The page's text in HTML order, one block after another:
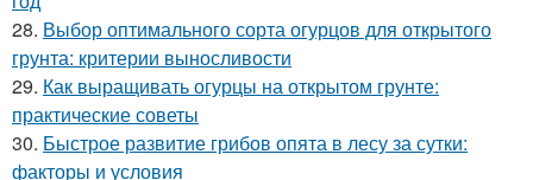
28. Выбор оптимального сорта огурцов для открытого
грунта: критерии выносливости
29. Как выращивать огурцы на открытом грунте:
практические советы
30. Быстрое развитие грибов опята в лесу за сутки:
факторы и условия